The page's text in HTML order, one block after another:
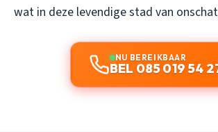
wat in deze levendige stad van
NU BEREIKBAAR
BEL 085 019 54